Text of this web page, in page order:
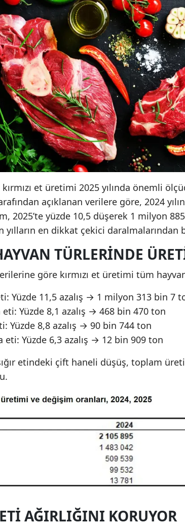
kırmızı et üretimi 2025 yılında önemli
açıklanan verilere göre, 2024
2025’te yüzde 10,5 düşerek 1 milyon
yılların en dikkat çekici daralmalarından
TÜRLERINDE
göre kırmızı et üretimi tüm
Yüzde 11,5 azalış → 1 milyon 313 bin 7
eti: Yüzde 8,1 azalış → 468 bin 470 ton
Yüzde 8,8 azalış → 90 bin 744 ton
eti: Yüzde 6,3 azalış → 12 bin 909 ton
etindeki çift haneli düşüş, toplam
AĞIRLIĞINI KORUYOR